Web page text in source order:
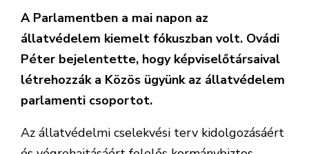
A Parlamentben a mai napon az
állatvédelem kiemelt fókuszban volt. Ovádi
Péter bejelentette, hogy képviselőtársaival
létrehozzák a Közös ügyünk az állatvédelem
parlamenti csoportot.
Az állatvédelmi cselekvési terv kidolgozásáért